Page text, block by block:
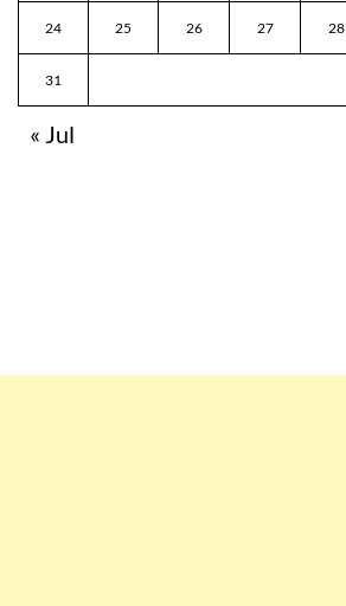
24 25 26 27 28
31
« Jul